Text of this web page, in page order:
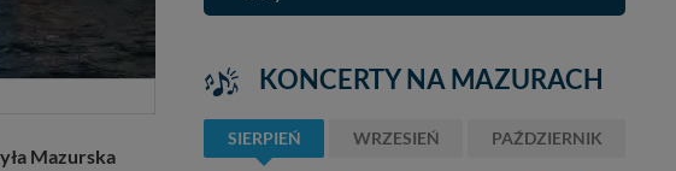
Mazurska
KONCERTY NA MAZURACH
SIERPIEŃ WRZESIEŃ PAŹDZIERNIK